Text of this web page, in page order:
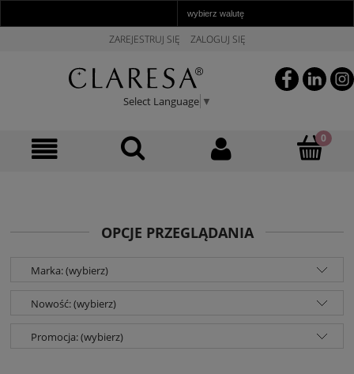
ZAREJESTRUJ SIĘ ZALOGUJ SIĘ
Select Language ▼
OPCJE PRZEGLĄDANIA
Marka: (wybierz)
Nowość: (wybierz)
Promocja: (wybierz)